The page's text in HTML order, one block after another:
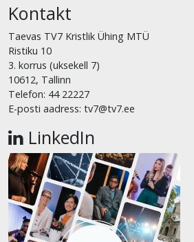
Kontakt
Taevas TV7 Kristlik Ühing MTÜ
Ristiku 10
3. korrus (uksekell 7)
10612, Tallinn
Telefon: 44 22227
E-posti aadress: tv7@tv7.ee
LinkedIn